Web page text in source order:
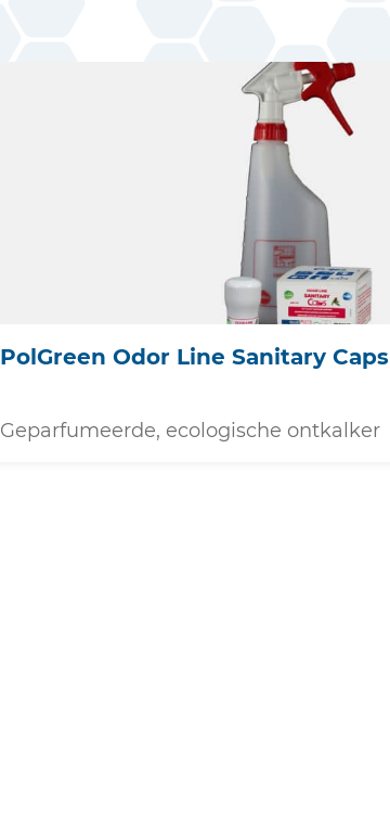
PolGreen Odor Line Sanitary Caps
Geparfumeerde, ecologische ontkalker